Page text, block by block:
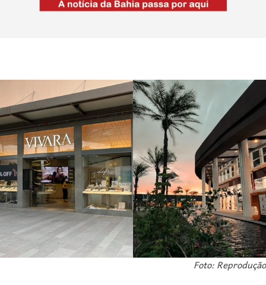
Foto: Reprodução